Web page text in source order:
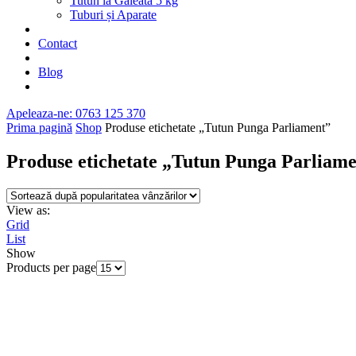
Tuburi și Aparate
Contact
Blog
Apeleaza-ne: 0763 125 370
Prima pagină Shop Produse etichetate „Tutun Punga Parliament”
Produse etichetate „Tutun Punga
View as:
Grid
List
Show
Products per page